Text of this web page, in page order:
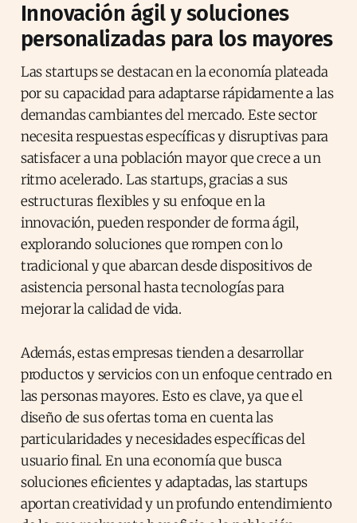
Innovación ágil y soluciones
personalizadas para los mayores
Las startups se destacan en la economía plateada
por su capacidad para adaptarse rápidamente a las
demandas cambiantes del mercado. Este sector
necesita respuestas específicas y disruptivas para
satisfacer a una población mayor que crece a un
ritmo acelerado. Las startups, gracias a sus
estructuras flexibles y su enfoque en la
innovación, pueden responder de forma ágil,
explorando soluciones que rompen con lo
tradicional y que abarcan desde dispositivos de
asistencia personal hasta tecnologías para
mejorar la calidad de vida.
Además, estas empresas tienden a desarrollar
productos y servicios con un enfoque centrado en
las personas mayores. Esto es clave, ya que el
diseño de sus ofertas toma en cuenta las
particularidades y necesidades específicas del
usuario final. En una economía que busca
soluciones eficientes y adaptadas, las startups
aportan creatividad y un profundo entendimiento